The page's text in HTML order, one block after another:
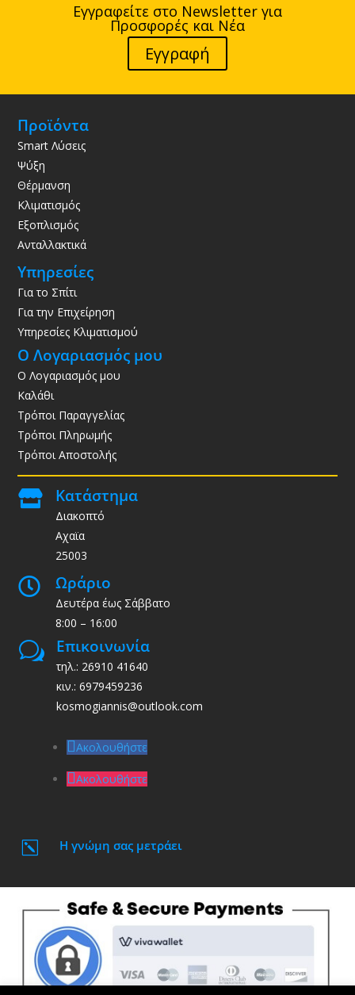
Εγγραφείτε στο Newsletter για
Προσφορές και Νέα
Εγγραφή
Προϊόντα
Smart Λύσεις
Ψύξη
Θέρμανση
Κλιματισμός
Εξοπλισμός
Ανταλλακτικά
Υπηρεσίες
Για το Σπίτι
Για την Επιχείρηση
Υπηρεσίες Κλιματισμού
Ο Λογαριασμός μου
Ο Λογαριασμός μου
Καλάθι
Τρόποι Παραγγελίας
Τρόποι Πληρωμής
Τρόποι Αποστολής
 Κατάστημα
Διακοπτό
Αχαϊα
25003
 Ωράριο
Δευτέρα έως Σάββατο
8:00 – 16:00
w Επικοινωνία
τηλ.: 26910 41640
κιν.: 6979459236
kosmogiannis@outlook.com
Ακολουθήστε
Ακολουθήστε
k Η γνώμη σας μετράει